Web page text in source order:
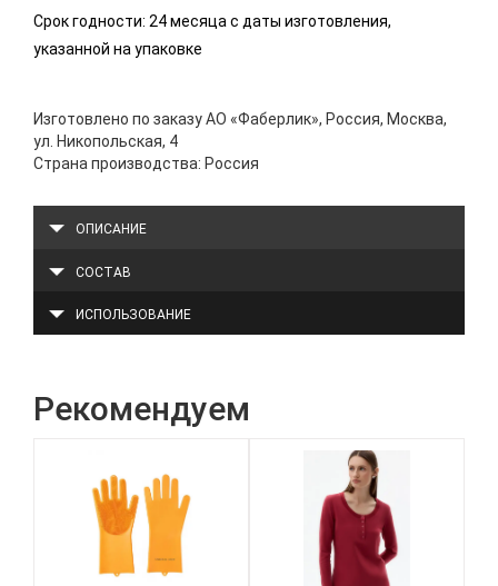
Срок годности: 24 месяца с даты изготовления,
указанной на упаковке
Изготовлено по заказу АО «Фаберлик», Россия, Москва,
ул. Никопольская, 4
Страна производства: Россия
ОПИСАНИЕ
СОСТАВ
ИСПОЛЬЗОВАНИЕ
Рекомендуем